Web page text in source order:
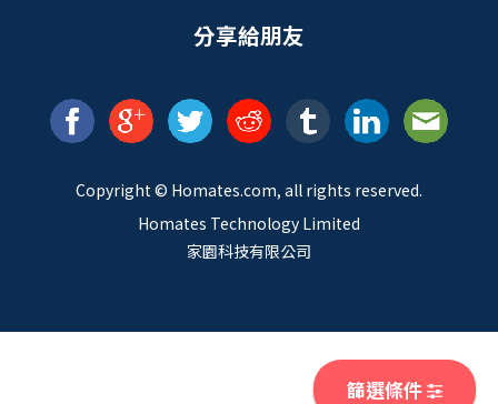
篩選條件
分享給朋友
Copyright © Homates.com, all rights reserved.
Homates Technology Limited
家園科技有限公司